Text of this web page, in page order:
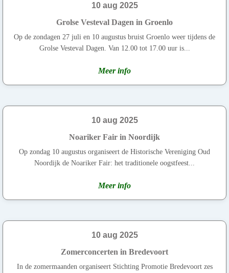
10 aug 2025
Grolse Vesteval Dagen in Groenlo
Op de zondagen 27 juli en 10 augustus bruist Groenlo weer tijdens de
Grolse Vesteval Dagen. Van 12.00 tot 17.00 uur is...
Meer info
10 aug 2025
Noariker Fair in Noordijk
Op zondag 10 augustus organiseert de Historische Vereniging Oud
Noordijk de Noariker Fair: het traditionele oogstfeest...
Meer info
10 aug 2025
Zomerconcerten in Bredevoort
In de zomermaanden organiseert Stichting Promotie Bredevoort zes